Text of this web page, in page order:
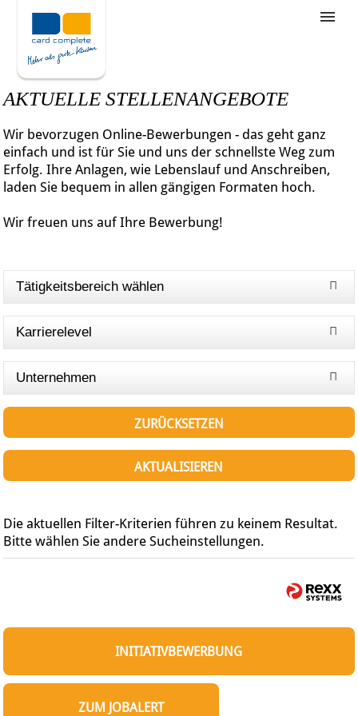
Stellenangebote
Unternehmensziele
Wie bewerbe ich mich
AKTUELLE STELLENANGEBOTE
Wir bevorzugen Online-Bewerbungen - das geht ganz
einfach und ist für Sie und uns der schnellste Weg zum
Erfolg. Ihre Anlagen, wie Lebenslauf und Anschreiben,
laden Sie bequem in allen gängigen Formaten hoch.
Wir freuen uns auf Ihre Bewerbung!
Tätigkeitsbereich wählen
Karrierelevel
Unternehmen
ZURÜCKSETZEN
AKTUALISIEREN
Die aktuellen Filter-Kriterien führen zu keinem Resultat.
Bitte wählen Sie andere Sucheinstellungen.
INITIATIVBEWERBUNG
ZUM JOBALERT